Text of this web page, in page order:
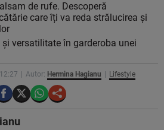
de rufe. Descoperă
care îți va reda strălucirea și
versatilitate în garderoba unei
Autor: Hermina Hagianu Lifestyle